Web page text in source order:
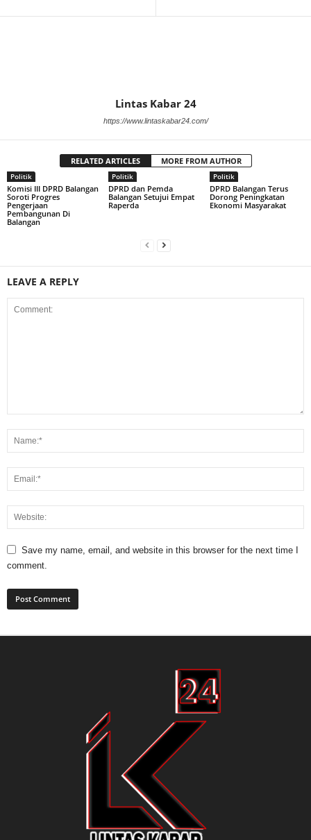
Lintas Kabar 24
https://www.lintaskabar24.com/
RELATED ARTICLES MORE FROM AUTHOR
Politik
Komisi III DPRD Balangan
Soroti Progres
Pengerjaan
Pembangunan Di
Balangan
Politik
DPRD dan Pemda
Balangan Setujui Empat
Raperda
Politik
DPRD Balangan Terus
Dorong Peningkatan
Ekonomi Masyarakat
LEAVE A REPLY
Save my name, email, and website in this browser for the next time I
comment.